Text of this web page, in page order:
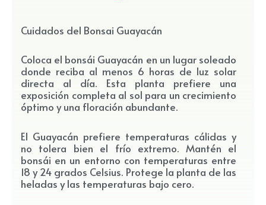
Cuidados del Bonsai Guayacán
Coloca el bonsái Guayacán en un lugar soleado
donde reciba al menos 6 horas de luz solar
directa al día. Esta planta prefiere una
exposición completa al sol para un crecimiento
óptimo y una floración abundante.
El Guayacán prefiere temperaturas cálidas y
no tolera bien el frío extremo. Mantén el
bonsái en un entorno con temperaturas entre
18 y 24 grados Celsius. Protege la planta de las
heladas y las temperaturas bajo cero.